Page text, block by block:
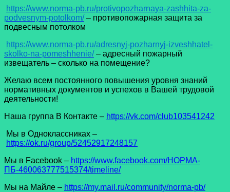
https://www.norma-pb.ru/protivopozharnaya-zashhita-za-
podvesnym-potolkom/– противопожарная защита за
подвесным потолком
https://www.norma-pb.ru/adresnyj-pozharnyj-izveshhatel-
skolko-na-pomeshhenie/– адресный пожарный
извещатель – сколько на помещение?
Желаю всем постоянного повышения уровня знаний
нормативных документов и успехов в Вашей трудовой
деятельности!
Наша группа В Контакте – https://vk.com/club103541242
Мы в Одноклассниках –
https://ok.ru/group/52452917248157
Мы в Facеbook – https://www.facebook.com/НОРМА-
ПБ-460063777515374/timeline/
Мы на Майле – https://my.mail.ru/community/norma-pb/